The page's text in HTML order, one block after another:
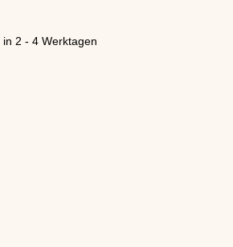
2 - 4 Werktagen